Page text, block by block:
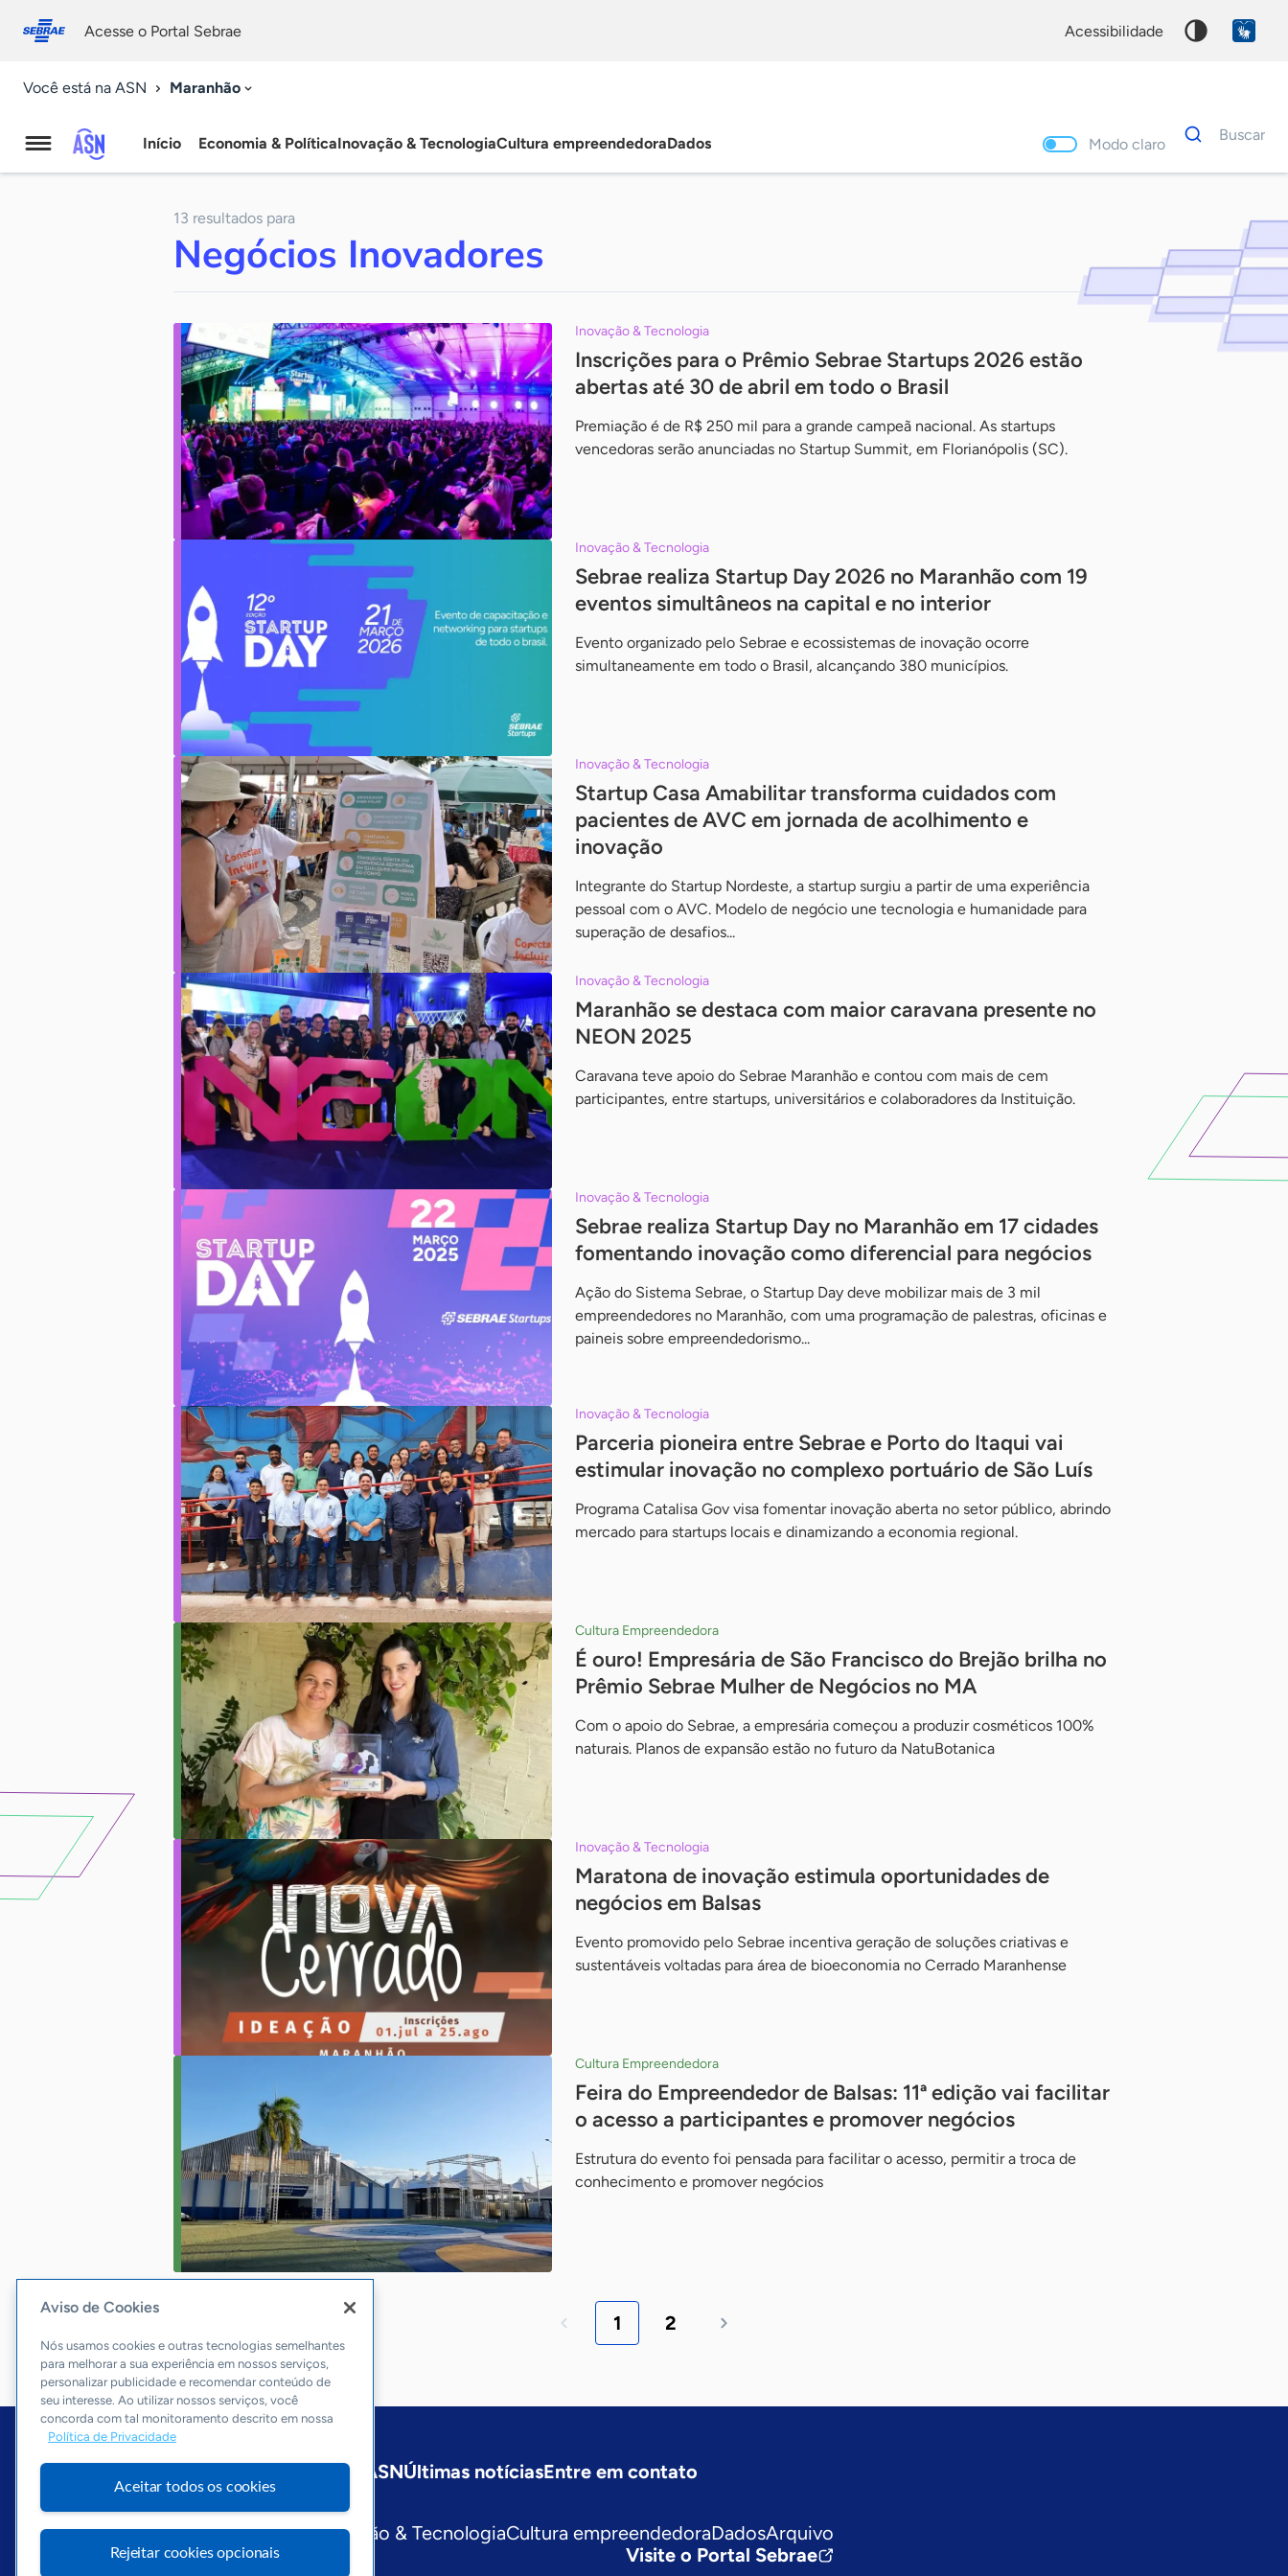
conosco
Acesse o Portal Sebrae acessibilidade
Você está na ASN Maranhão
Agência
Notícias
Início Economia & PolíticaInovação & TecnologiaCultura empreendedoraDados Modo claro
Dados
para
Buscar
13 resultados para
Negócios Inovadores
Inovação & Tecnologia
Inscrições para o Prêmio Sebrae Startups 2026 estão
abertas até 30 de abril em todo o Brasil
Premiação é de R$ 250 mil para a grande campeã nacional. As startups
vencedoras serão anunciadas no Startup Summit, em Florianópolis (SC).
Inovação & Tecnologia
Sebrae realiza Startup Day 2026 no Maranhão com 19
eventos simultâneos na capital e no interior
Evento organizado pelo Sebrae e ecossistemas de inovação ocorre
simultaneamente em todo o Brasil, alcançando 380 municípios.
Inovação & Tecnologia
Startup Casa Amabilitar transforma cuidados com
pacientes de AVC em jornada de acolhimento e
inovação
Integrante do Startup Nordeste, a startup surgiu a partir de uma experiência
pessoal com o AVC. Modelo de negócio une tecnologia e humanidade para
superação de desafios...
Inovação & Tecnologia
Maranhão se destaca com maior caravana presente no
NEON 2025
Caravana teve apoio do Sebrae Maranhão e contou com mais de cem
participantes, entre startups, universitários e colaboradores da Instituição.
Inovação & Tecnologia
Sebrae realiza Startup Day no Maranhão em 17 cidades
fomentando inovação como diferencial para negócios
Ação do Sistema Sebrae, o Startup Day deve mobilizar mais de 3 mil
empreendedores no Maranhão, com uma programação de palestras, oficinas e
paineis sobre empreendedorismo...
Inovação & Tecnologia
Parceria pioneira entre Sebrae e Porto do Itaqui vai
estimular inovação no complexo portuário de São Luís
Programa Catalisa Gov visa fomentar inovação aberta no setor público, abrindo
mercado para startups locais e dinamizando a economia regional.
Cultura Empreendedora
É ouro! Empresária de São Francisco do Brejão brilha no
Prêmio Sebrae Mulher de Negócios no MA
Com o apoio do Sebrae, a empresária começou a produzir cosméticos 100%
naturais. Planos de expansão estão no futuro da NatuBotanica
Inovação & Tecnologia
Maratona de inovação estimula oportunidades de
negócios em Balsas
Evento promovido pelo Sebrae incentiva geração de soluções criativas e
sustentáveis voltadas para área de bioeconomia no Cerrado Maranhense
Cultura Empreendedora
Feira do Empreendedor de Balsas: 11ª edição vai facilitar
o acesso a participantes e promover negócios
Estrutura do evento foi pensada para facilitar o acesso, permitir a troca de
conhecimento e promover negócios
1 2
Sobre a ASNÚltimas notíciasEntre em contato
Editorias
Economia & PolíticaInovação & TecnologiaCultura empreendedoraDadosArquivo
Visite o Portal Sebrae
Aviso de Cookies
Nós usamos cookies e outras tecnologias semelhantes
para melhorar a sua experiência em nossos serviços,
personalizar publicidade e recomendar conteúdo de
seu interesse. Ao utilizar nossos serviços, você
concorda com tal monitoramento descrito em nossa
Política de Privacidade
Aceitar todos os cookies
Rejeitar cookies opcionais